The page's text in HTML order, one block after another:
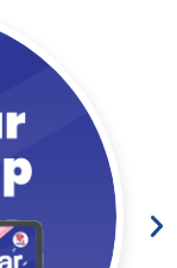
องคุณ